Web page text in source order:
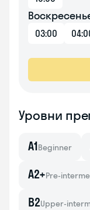
03:00
Уровни
A1Beginner
A2+Pre-
B2Upper-